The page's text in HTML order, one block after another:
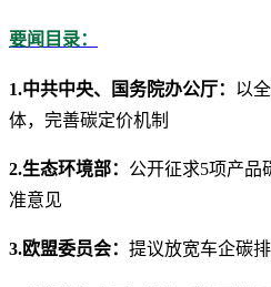
要闻目录：
1.中共中央、国务院办公厅： 以
体，完善碳定价机制
2.生态环境部： 公开征求5项产品
准意见
3.欧盟委员会： 提议放宽车企碳